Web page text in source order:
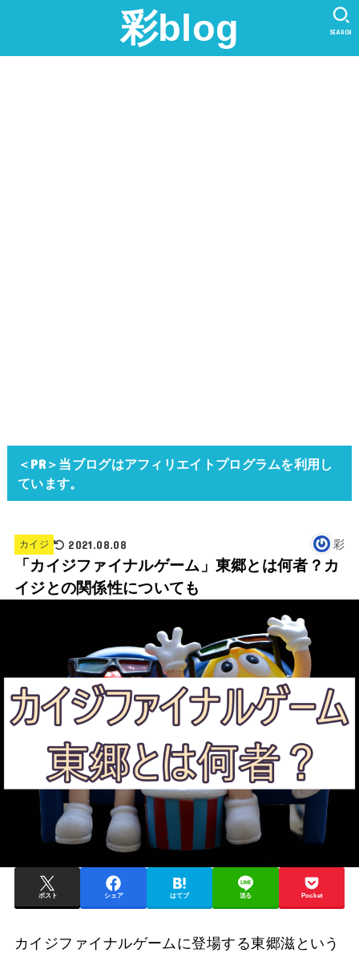
彩blog SEARCH
＜PR＞当ブログはアフィリエイトプログラムを利用し
ています。
カイジ 2021.08.08 彩
「カイジファイナルゲーム」東郷とは何者？カ
イジとの関係性についても
ポスト シェア はてブ 送る Pocket
カイジファイナルゲームに登場する東郷滋という